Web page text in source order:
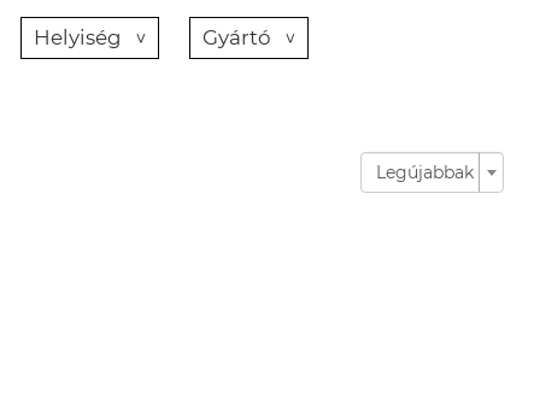
Helyiség Gyártó
Legújabbak